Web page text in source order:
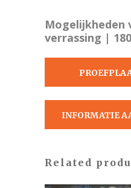
Mogelijkheden
verrassing |
INFORMATIE
Related